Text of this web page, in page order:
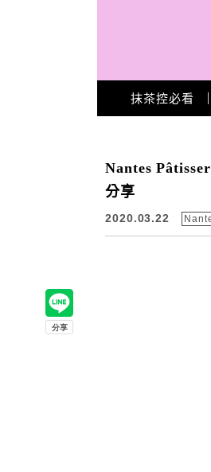
Main Menu
抹茶控必看
Nantes
分享
2020.03.22